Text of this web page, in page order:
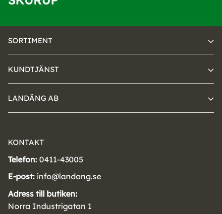
SORTIMENT
KUNDTJÄNST
LANDÄNG AB
KONTAKT
Telefon: 0411-43005
E-post: info@landang.se
Adress till butiken:
Norra Industrigatan 1